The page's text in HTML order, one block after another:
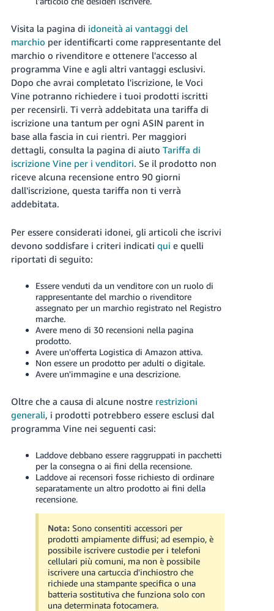
KR
English
- IT
Español
- ES
Visita la pagina di idoneità ai vantaggi del
marchio per identificarti come rappresentante del
marchio o rivenditore e ottenere l'accesso al
programma Vine e agli altri vantaggi esclusivi.
Dopo che avrai completato l'iscrizione, le Voci
Vine potranno richiedere i tuoi prodotti iscritti
per recensirli. Ti verrà addebitata una tariffa di
iscrizione una tantum per ogni ASIN parent in
base alla fascia in cui rientri. Per maggiori
dettagli, consulta la pagina di aiuto Tariffa di
iscrizione Vine per i venditori. Se il prodotto non
riceve alcuna recensione entro 90 giorni
dall'iscrizione, questa tariffa non ti verrà
addebitata.
Per essere considerati idonei, gli articoli che iscrivi
devono soddisfare i criteri indicati qui e quelli
riportati di seguito:
Essere venduti da un venditore con un ruolo di
rappresentante del marchio o rivenditore
assegnato per un marchio registrato nel Registro
marche.
Avere meno di 30 recensioni nella pagina
prodotto.
Avere un'offerta Logistica di Amazon attiva.
Non essere un prodotto per adulti o digitale.
Avere un'immagine e una descrizione.
Oltre che a causa di alcune nostre restrizioni
generali, i prodotti potrebbero essere esclusi dal
programma Vine nei seguenti casi:
Laddove debbano essere raggruppati in pacchetti
per la consegna o ai fini della recensione.
Laddove ai recensori fosse richiesto di ordinare
separatamente un altro prodotto ai fini della
recensione.
Nota: Sono consentiti accessori per
prodotti ampiamente diffusi; ad esempio, è
possibile iscrivere custodie per i telefoni
cellulari più comuni, ma non è possibile
iscrivere una cartuccia d'inchiostro che
richiede una stampante specifica o una
batteria sostitutiva che funziona solo con
una determinata fotocamera.